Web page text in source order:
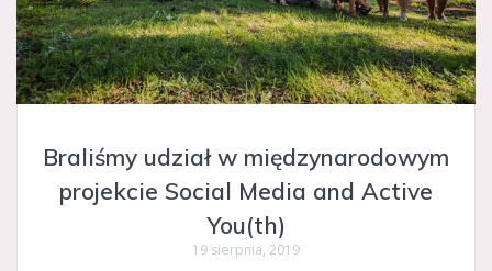
Braliśmy udział w międzynarodowym
projekcie Social Media and Active
You(th)
19 sierpnia, 2019